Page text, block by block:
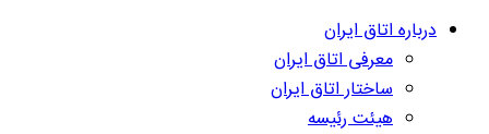
درباره اتاق ایران
معرفی اتاق ایران
ساختار اتاق ایران
هیئت رئیسه